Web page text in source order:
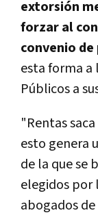
extorsión
forzar al
convenio de
esta forma a
Públicos a
"Rentas
esto genera
de la que se
elegidos por
abogados